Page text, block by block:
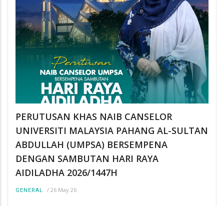
PERUTUSAN KHAS NAIB CANSELOR
UNIVERSITI MALAYSIA PAHANG AL-SULTAN
ABDULLAH (UMPSA) BERSEMPENA
DENGAN SAMBUTAN HARI RAYA
AIDILADHA 2026/1447H
GENERAL / 26 May 26